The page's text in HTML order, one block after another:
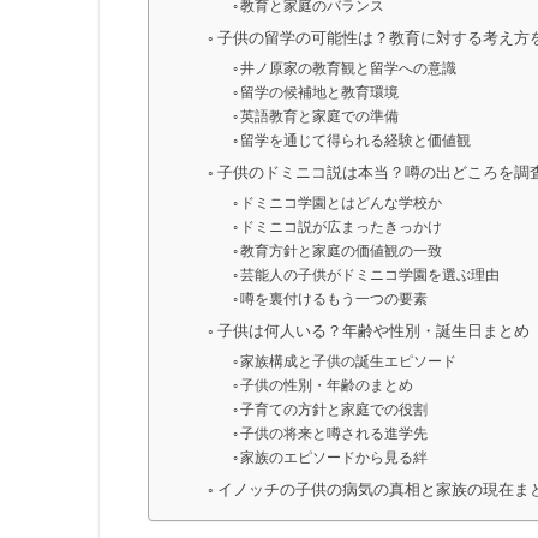
教育と家庭のバランス
子供の留学の可能性は？教育に対する考え方
井ノ原家の教育観と留学への意識
留学の候補地と教育環境
英語教育と家庭での準備
留学を通じて得られる経験と価値観
子供のドミニコ説は本当？噂の出どころを調
ドミニコ学園とはどんな学校か
ドミニコ説が広まったきっかけ
教育方針と家庭の価値観の一致
芸能人の子供がドミニコ学園を選ぶ理由
噂を裏付けるもう一つの要素
子供は何人いる？年齢や性別・誕生日まとめ
家族構成と子供の誕生エピソード
子供の性別・年齢のまとめ
子育ての方針と家庭での役割
子供の将来と噂される進学先
家族のエピソードから見る絆
イノッチの子供の病気の真相と家族の現在ま